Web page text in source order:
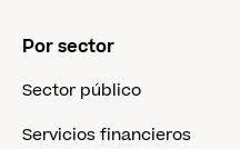
Por sector
Sector público
Servicios financieros